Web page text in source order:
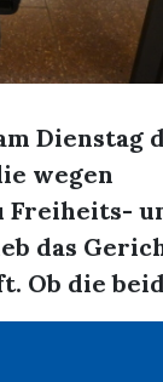
Dienstag
wegen
Freiheits-
das
Ob die